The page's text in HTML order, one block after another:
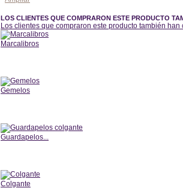
LOS CLIENTES QUE COMPRARON ESTE PRODUCTO
Los clientes que compraron este producto también han
Marcalibros
Gemelos
Guardapelos...
Colgante